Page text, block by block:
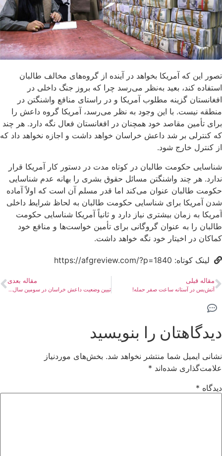
تصور این که آمریکا بخواهد در آینده از گروه‌های مخالف طالبان
استفاده کند، بعید به‌نظر می‌رسد چرا که بروز جنگ داخلی در
افغانستان گزینه مطلوب آمریکا و در راستای منافع واشنگتن در
منطقه نیست. با این وجود به نظر می‌رسد، آمریکا گروه داعش را
برای تأمین مقاصد خود همچنان در افغانستان فعال نگه دارد. هر چند
که کنترلی بر شد داعش خراسان خواهد داشت و اجازه نخواهد داد که
از کنترل خارج شود.
شناسایی حکومت طالبان در کوتاه مدت در دستور کار آمریکا قرار
ندارد. هر چند واشنگتن مسائل حقوق بشری را بهانه عدم شناسایی
حکومت طالبان عنوان می‌کند اما قدر مسلم آن است که اولاً آماده
شدن آمریکا برای شناسایی حکومت طالبان به لحاظ شرایط داخلی
آمریکا به زمان بیشتری نیاز دارد و ثانیاً‌ آمریکا شناسایی حکومت
طالبان را به عنوان گروگانی برای تأمین خواست‌ها و منافع خود
کماکان در اخیتار خود نگه‌ خواهد داشت.
لینک کوتاه: https://afgreview.com/?p=1840
مقاله قبلی
آتش‌بس در آستانه ساعت صفر حمله!
مقاله بعدی
تبیین وضعیت داعش خراسان در سومین سال حاکمیت طالبان
دیدگاهتان را بنویسید
نشانی ایمیل شما منتشر نخواهد شد. بخش‌های موردنیاز
علامت‌گذاری شده‌اند *
دیدگاه *